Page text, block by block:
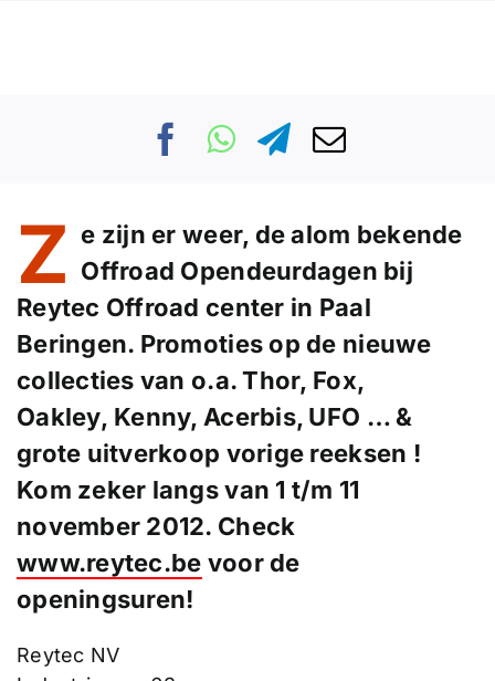
Z e zijn er weer, de alom bekende
Offroad Opendeurdagen bij
Reytec Offroad center in Paal
Beringen. Promoties op de nieuwe
collecties van o.a. Thor, Fox,
Oakley, Kenny, Acerbis, UFO … &
grote uitverkoop vorige reeksen !
Kom zeker langs van 1 t/m 11
november 2012. Check
www.reytec.be voor de
openingsuren!
Reytec NV